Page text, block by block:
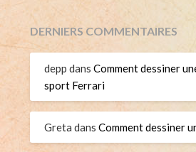
DERNIERS COMMENTAIRES
depp dansComment dessiner
sport Ferrari
Greta dansComment dessiner